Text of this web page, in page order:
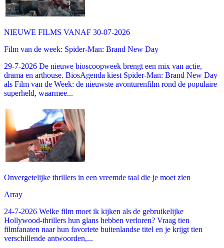
NIEUWE FILMS VANAF 30-07-2026
Film van de week: Spider-Man: Brand New Day
29-7-2026 De nieuwe bioscoopweek brengt een mix van actie,
drama en arthouse. BiosAgenda kiest Spider-Man: Brand New Day
als Film van de Week: de nieuwste avonturenfilm rond de populaire
superheld, waarmee...
Onvergetelijke thrillers in een vreemde taal die je moet zien
Array
24-7-2026 Welke film moet ik kijken als de gebruikelijke
Hollywood-thrillers hun glans hebben verloren? Vraag tien
filmfanaten naar hun favoriete buitenlandse titel en je krijgt tien
verschillende antwoorden,...